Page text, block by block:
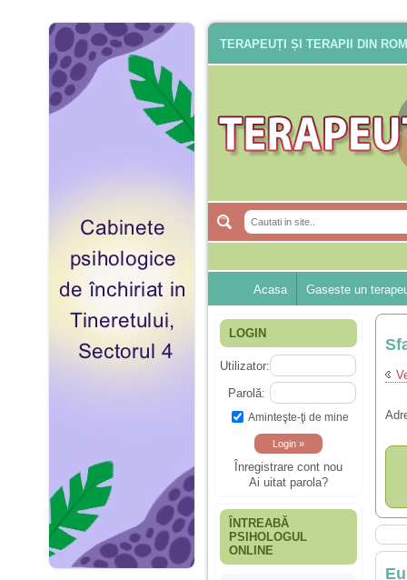
TERAPEUȚI ȘI TERAPII DIN
Acasa Gaseste un
LOGIN
Utilizator:
Parolă:
Aminteşte-ţi de mine
Înregistrare cont nou
Ai uitat parola?
ÎNTREABĂ
PSIHOLOGUL
ONLINE